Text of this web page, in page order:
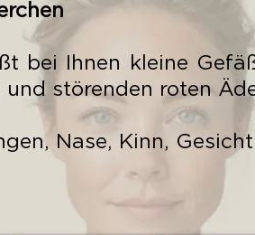
bei Ihnen kleine
störenden roten
Nase, Kinn,